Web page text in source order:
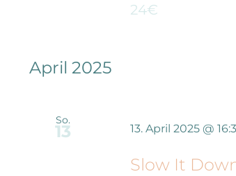
24€
April 2025
So.
13
Slow It
13. April 2025 @